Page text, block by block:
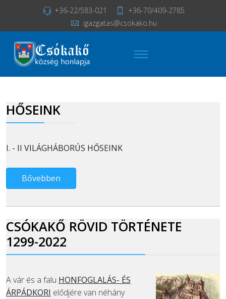
+36-22/583-021
+36-70/409-2785
igazgatas@csokako.hu
HŐSEINK
I. - II VILÁGHÁBORÚS HŐSEINK
Bővebben
CSÓKAKŐ RÖVID TÖRTÉNETE
1299-2022
A vár és a falu HONFOGLALÁS- ÉS
ÁRPÁDKORI elődjére van néhány